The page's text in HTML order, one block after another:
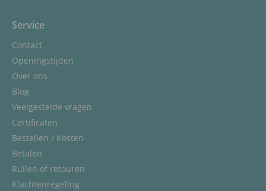
Service
Contact
Openingstijden
Over ons
Blog
Veelgestelde vragen
Certificaten
Bestellen / Kosten
Betalen
Ruilen of retouren
Klachtenregeling